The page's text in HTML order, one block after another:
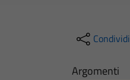
Condividi
Argomenti